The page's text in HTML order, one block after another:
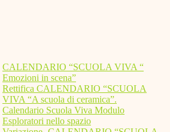
CALENDARIO “SCUOLA VIVA “
Emozioni in scena”
Rettifica CALENDARIO “SCUOLA
VIVA “A scuola di ceramica”.
Calendario Scuola Viva Modulo
Esploratori nello spazio